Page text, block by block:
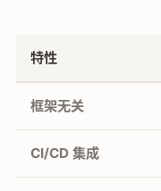
特性
框架无关
CI/CD 集成